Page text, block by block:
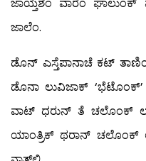
ಜಾಲೆಂ.
ಡೊನ್ ಎಸ್ತೆಪಾನಾಚೆ ಕಟ್
ಡೊನಾ ಲುವಿಜಾಕ್ ‘ಭೆಟೊಂಕ್’
ವಾಟ್ ಧರುನ್ ತೆ ಚಲೊಂಕ್
ಯಾಂತ್ರಿಕ್ ಥರಾನ್ ಚಲೊಂಕ್